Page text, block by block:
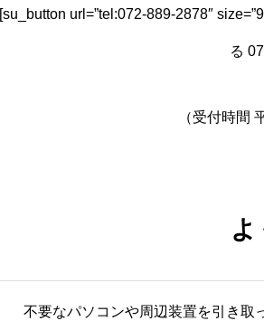
[su_button url=”tel:072-889-2878″
る
（受付時間
よ
不要なパソコンや周辺装置を引き取